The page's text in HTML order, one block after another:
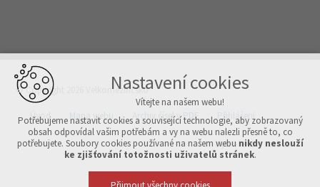
© Copyright 2026 Velkomeziříčsko
Úvod Mapa webu Archiv čísel v PDF Přihlášení
Vytvořeno v xart.cz
Nastavení cookies
Vítejte na našem webu!
Potřebujeme nastavit cookies a související technologie, aby zobrazovaný
obsah odpovídal vašim potřebám a vy na webu nalezli přesně to, co
potřebujete. Soubory cookies používané na našem webu nikdy neslouží
ke zjišťování totožnosti uživatelů stránek.